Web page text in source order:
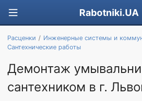
Rabotniki.UA
Расценки
Инженерные системы и
Сантехнические работы
Демонтаж
сантехником в г.